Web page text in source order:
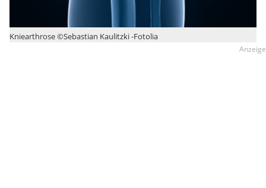
Kniearthrose ©Sebastian Kaulitzki -Fotolia